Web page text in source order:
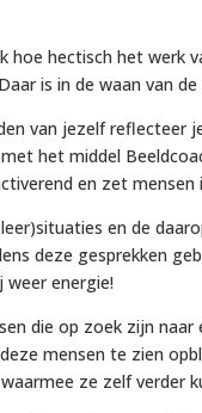
hoe hectisch het werk
is in de waan van
van jezelf reflecteer
het middel
en zet mensen
en de
deze gesprekken
energie!
die op zoek zijn naar
mensen te zien
ze zelf verder